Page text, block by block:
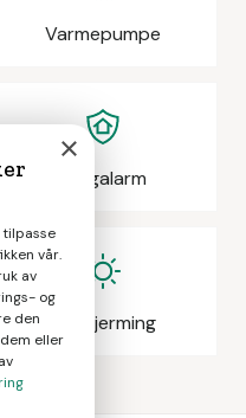
Varmepumpe
Boligalarm
Solskjerming
×
vår.
av
og
den
eller